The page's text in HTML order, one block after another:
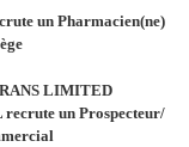
un Pharmacien(ne)
LIMITED
recrute un Prospecteur/